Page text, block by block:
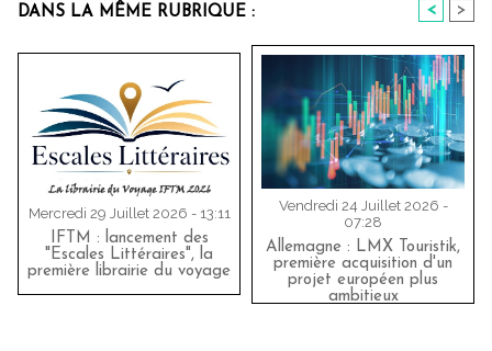
DANS LA MÊME RUBRIQUE : < >
Mercredi 29 Juillet 2026 - 13:11
IFTM : lancement des
"Escales Littéraires", la
première librairie du voyage
Vendredi 24 Juillet 2026 -
07:28
Allemagne : LMX Touristik,
première acquisition d'un
projet européen plus
ambitieux